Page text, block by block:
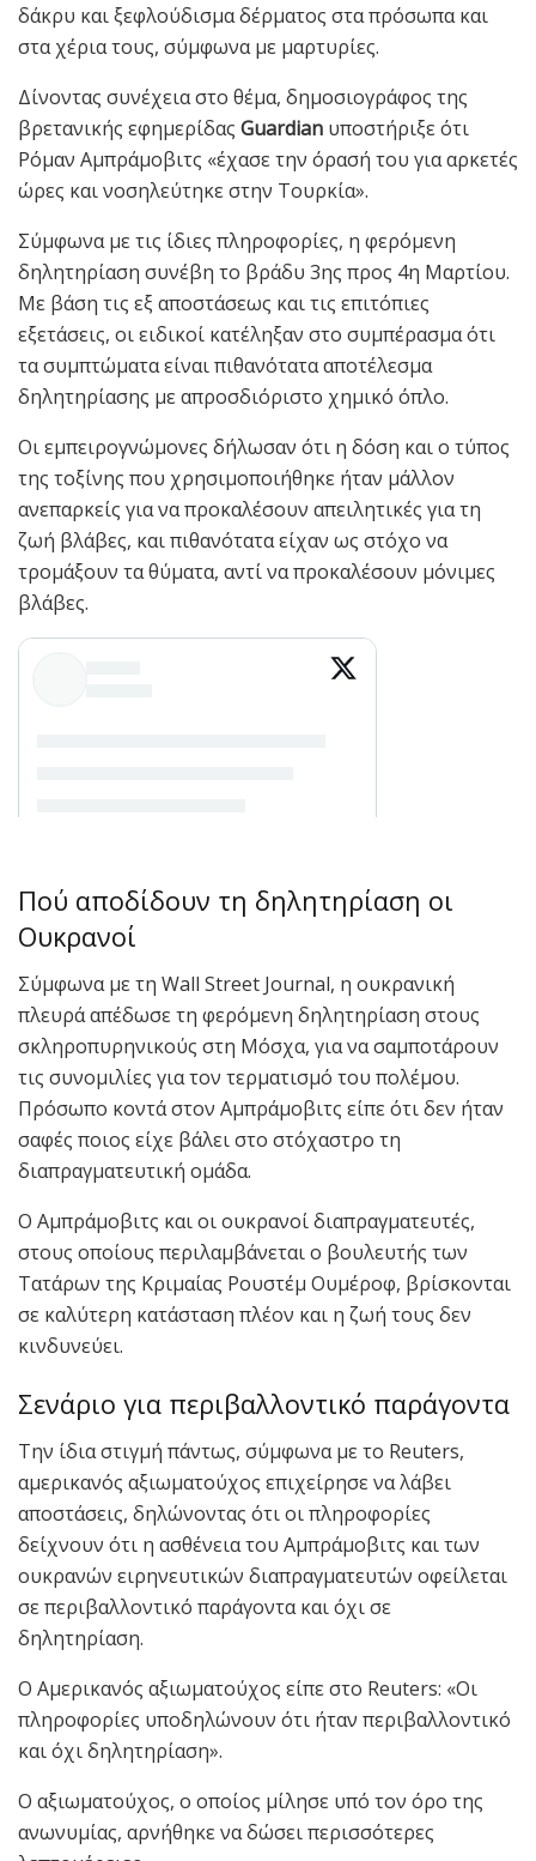
δάκρυ και ξεφλούδισμα δέρματος στα πρόσωπα και
στα χέρια τους, σύμφωνα με μαρτυρίες.
Δίνοντας συνέχεια στο θέμα, δημοσιογράφος της
βρετανικής εφημερίδας Guardian υποστήριξε ότι
Ρόμαν Αμπράμοβιτς «έχασε την όρασή του για αρκετές
ώρες και νοσηλεύτηκε στην Τουρκία».
Σύμφωνα με τις ίδιες πληροφορίες, η φερόμενη
δηλητηρίαση συνέβη το βράδυ 3ης προς 4η Μαρτίου.
Με βάση τις εξ αποστάσεως και τις επιτόπιες
εξετάσεις, οι ειδικοί κατέληξαν στο συμπέρασμα ότι
τα συμπτώματα είναι πιθανότατα αποτέλεσμα
δηλητηρίασης με απροσδιόριστο χημικό όπλο.
Οι εμπειρογνώμονες δήλωσαν ότι η δόση και ο τύπος
της τοξίνης που χρησιμοποιήθηκε ήταν μάλλον
ανεπαρκείς για να προκαλέσουν απειλητικές για τη
ζωή βλάβες, και πιθανότατα είχαν ως στόχο να
τρομάξουν τα θύματα, αντί να προκαλέσουν μόνιμες
βλάβες.
Πού αποδίδουν τη δηλητηρίαση οι
Ουκρανοί
Σύμφωνα με τη Wall Street Journal, η ουκρανική
πλευρά απέδωσε τη φερόμενη δηλητηρίαση στους
σκληροπυρηνικούς στη Μόσχα, για να σαμποτάρουν
τις συνομιλίες για τον τερματισμό του πολέμου.
Πρόσωπο κοντά στον Αμπράμοβιτς είπε ότι δεν ήταν
σαφές ποιος είχε βάλει στο στόχαστρο τη
διαπραγματευτική ομάδα.
Ο Αμπράμοβιτς και οι ουκρανοί διαπραγματευτές,
στους οποίους περιλαμβάνεται ο βουλευτής των
Τατάρων της Κριμαίας Ρουστέμ Ουμέροφ, βρίσκονται
σε καλύτερη κατάσταση πλέον και η ζωή τους δεν
κινδυνεύει.
Σενάριο για περιβαλλοντικό παράγοντα
Την ίδια στιγμή πάντως, σύμφωνα με το Reuters,
αμερικανός αξιωματούχος επιχείρησε να λάβει
αποστάσεις, δηλώνοντας ότι οι πληροφορίες
δείχνουν ότι η ασθένεια του Αμπράμοβιτς και των
ουκρανών ειρηνευτικών διαπραγματευτών οφείλεται
σε περιβαλλοντικό παράγοντα και όχι σε
δηλητηρίαση.
Ο Αμερικανός αξιωματούχος είπε στο Reuters: «Οι
πληροφορίες υποδηλώνουν ότι ήταν περιβαλλοντικό
και όχι δηλητηρίαση».
Ο αξιωματούχος, ο οποίος μίλησε υπό τον όρο της
ανωνυμίας, αρνήθηκε να δώσει περισσότερες